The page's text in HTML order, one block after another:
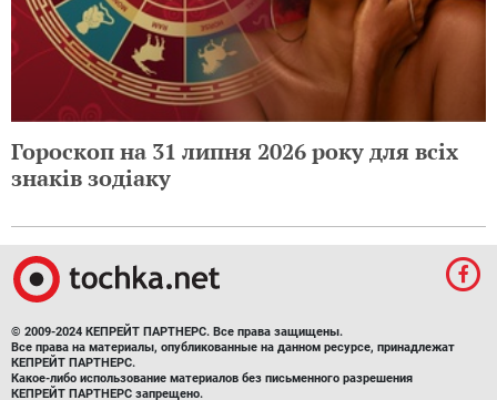
Гороскоп на 31 липня 2026 року для всіх
знаків зодіаку
© 2009-2024 КЕПРЕЙТ ПАРТНЕРС. Все права защищены.
Все права на материалы, опубликованные на данном ресурсе, принадлежат
КЕПРЕЙТ ПАРТНЕРС.
Какое-либо использование материалов без письменного разрешения
КЕПРЕЙТ ПАРТНЕРС запрещено.